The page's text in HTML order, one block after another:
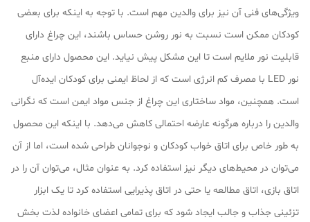
ویژگی‌های فنی آن نیز برای والدین مهم است. با توجه به اینکه برای بعضی
کودکان ممکن است نسبت به نور روشن حساس باشند، این چراغ دارای
قابلیت نور ملایم است تا این مشکل پیش نیاید. این محصول دارای منبع
نور LED با مصرف کم انرژی است که از لحاظ ایمنی برای کودکان ایده‌آل
است. همچنین، مواد ساختاری این چراغ از جنس مواد ایمن است که نگرانی
والدین را درباره هرگونه عارضه احتمالی کاهش می‌دهد. با اینکه این محصول
به طور خاص برای اتاق خواب کودکان و نوجوانان طراحی شده است، اما از آن
می‌توان در محیط‌های دیگر نیز استفاده کرد. به عنوان مثال، می‌توان آن را در
اتاق بازی، اتاق مطالعه یا حتی در اتاق پذیرایی استفاده کرد تا یک ابزار
تزئینی جذاب و جالب ایجاد شود که برای تمامی اعضای خانواده لذت بخش